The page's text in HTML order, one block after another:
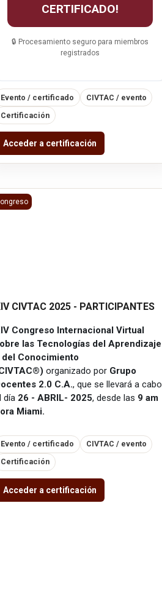
CERTIFICADO!
🔒 Procesamiento seguro para miembros
registrados
Evento / certificado
CIVTAC / evento
Certificación
Acceder a certificación
CIVTAC 2025 - PARTICIPANTES
CIVTAC 2025 - PARTICIPANTES
Congreso Internacional Virtual
las Tecnologías del Aprendizaje
del Conocimiento
organizado por Grupo
2.0 C.A., que se llevará a cabo
día 26 - ABRIL- 2025, desde las 9 am
Miami.
Evento / certificado
CIVTAC / evento
Certificación
Acceder a certificación